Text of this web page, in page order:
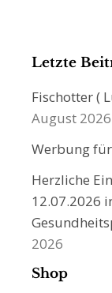
Letzte
Fischotter (
August 2026
Werbung
Herzliche
12.07.2026
2026
Shop